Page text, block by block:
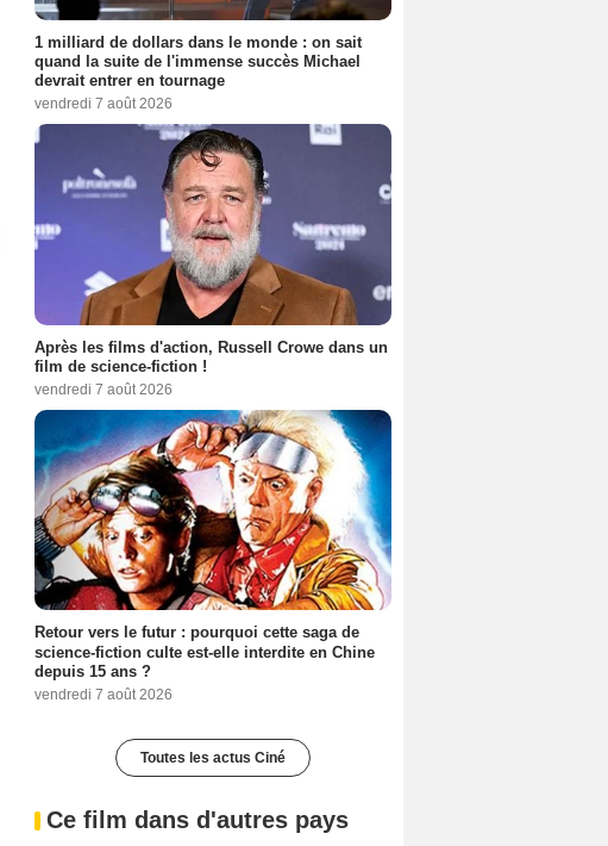
1 milliard de dollars dans le monde : on sait
quand la suite de l'immense succès Michael
devrait entrer en tournage
vendredi 7 août 2026
Après les films d'action, Russell Crowe dans un
film de science-fiction !
vendredi 7 août 2026
Retour vers le futur : pourquoi cette saga de
science-fiction culte est-elle interdite en Chine
depuis 15 ans ?
vendredi 7 août 2026
Toutes les actus Ciné
Ce film dans d'autres pays